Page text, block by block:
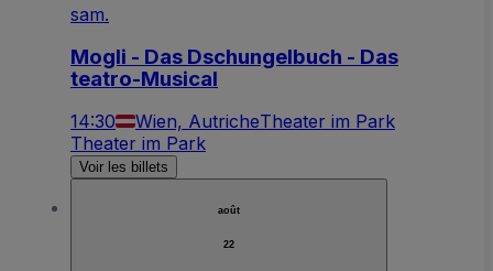
sam.
Mogli - Das Dschungelbuch - Das
teatro-Musical
14:30 Wien, AutricheTheater im Park
Theater im Park
Voir les billets
août
22